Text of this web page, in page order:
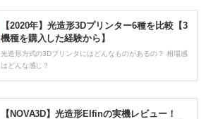
【2020年】光造形3Dプリンター6種を比較【3
機種を購入した経験から】
光造形方式の3Dプリンタにはどんなものがあるの？ 相場感
はどんな感じ？
【NOVA3D】光造形Elfinの実機レビュー！